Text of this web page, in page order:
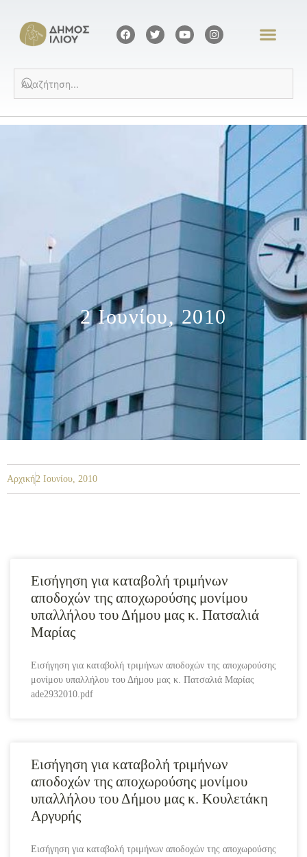
2 Ιουνίου, 2010
Αρχική2 Ιουνίου, 2010
Εισήγηση για καταβολή τριμήνων
αποδοχών της αποχωρούσης μονίμου
υπαλλήλου του Δήμου μας κ. Πατσαλιά
Μαρίας
Εισήγηση για καταβολή τριμήνων αποδοχών της αποχωρούσης
μονίμου υπαλλήλου του Δήμου μας κ. Πατσαλιά Μαρίας
ade2932010.pdf
Εισήγηση για καταβολή τριμήνων
αποδοχών της αποχωρούσης μονίμου
υπαλλήλου του Δήμου μας κ. Κουλετάκη
Αργυρής
Εισήγηση για καταβολή τριμήνων αποδοχών της αποχωρούσης